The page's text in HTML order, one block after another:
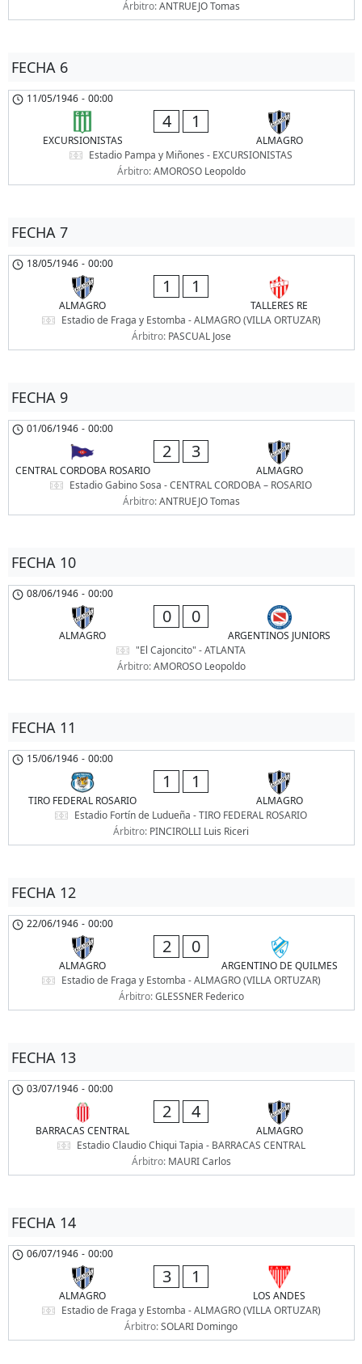
Árbitro:ANTRUEJO Tomas
FECHA 6
11/05/1946 - 00:00
EXCURSIONISTAS
4 1
ALMAGRO
Estadio Pampa y Miñones - EXCURSIONISTAS
Árbitro:AMOROSO Leopoldo
FECHA 7
18/05/1946 - 00:00
ALMAGRO
1 1
TALLERES RE
Estadio de Fraga y Estomba - ALMAGRO (VILLA ORTUZAR)
Árbitro: PASCUAL Jose
FECHA 9
01/06/1946 - 00:00
CENTRAL CORDOBA ROSARIO
2 3
ALMAGRO
Estadio Gabino Sosa - CENTRAL CORDOBA – ROSARIO
Árbitro:ANTRUEJO Tomas
FECHA 10
08/06/1946 - 00:00
ALMAGRO
0 0
ARGENTINOS JUNIORS
"El Cajoncito" - ATLANTA
Árbitro:AMOROSO Leopoldo
FECHA 11
15/06/1946 - 00:00
TIRO FEDERAL ROSARIO
1 1
ALMAGRO
Estadio Fortín de Ludueña - TIRO FEDERAL ROSARIO
Árbitro: PINCIROLLI Luis Riceri
FECHA 12
22/06/1946 - 00:00
ALMAGRO
2 0
ARGENTINO DE QUILMES
Estadio de Fraga y Estomba - ALMAGRO (VILLA ORTUZAR)
Árbitro:GLESSNER Federico
FECHA 13
03/07/1946 - 00:00
BARRACAS CENTRAL
2 4
ALMAGRO
Estadio Claudio Chiqui Tapia - BARRACAS CENTRAL
Árbitro: MAURI Carlos
FECHA 14
06/07/1946 - 00:00
ALMAGRO
3 1
LOS ANDES
Estadio de Fraga y Estomba - ALMAGRO (VILLA ORTUZAR)
Árbitro:SOLARI Domingo